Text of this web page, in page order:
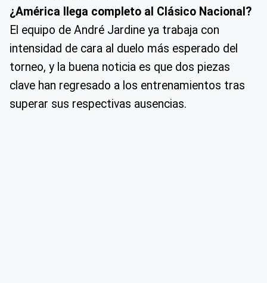
¿América llega completo al Clásico Nacional?
El equipo de André Jardine ya trabaja con
intensidad de cara al duelo más esperado del
torneo, y la buena noticia es que dos piezas
clave han regresado a los entrenamientos tras
superar sus respectivas ausencias.